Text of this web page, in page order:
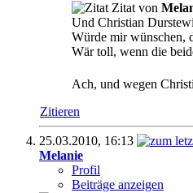
Zitat von
Und Christian
Würde mir wünschen,
Wär toll, wenn die
Ach, und wegen
Zitieren
25.03.2010, 16:13
Melanie
Profil
Beiträge anzeigen